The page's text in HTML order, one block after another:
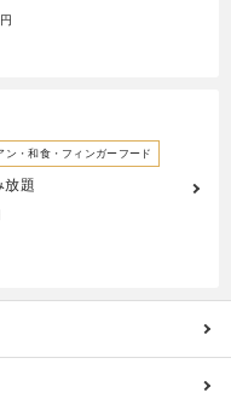
ン・和食・フィンガーフード
放題